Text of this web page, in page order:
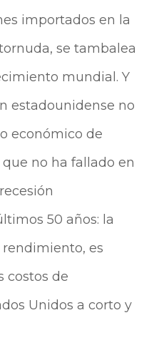
importados en la
se tambalea
mundial. Y
estadounidense no
económico de
no ha fallado en
50 años: la
es
costos de
Unidos a corto y